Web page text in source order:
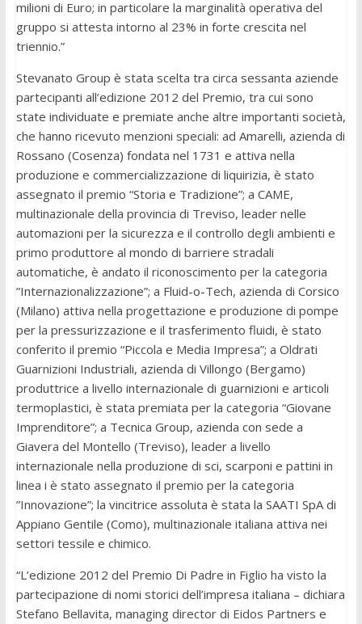
milioni di Euro; in particolare la marginalità operativa del
gruppo si attesta intorno al 23% in forte crescita nel
triennio.”
Stevanato Group è stata scelta tra circa sessanta aziende
partecipanti all’edizione 2012 del Premio, tra cui sono
state individuate e premiate anche altre importanti società,
che hanno ricevuto menzioni speciali: ad Amarelli, azienda di
Rossano (Cosenza) fondata nel 1731 e attiva nella
produzione e commercializzazione di liquirizia, è stato
assegnato il premio “Storia e Tradizione”; a CAME,
multinazionale della provincia di Treviso, leader nelle
automazioni per la sicurezza e il controllo degli ambienti e
primo produttore al mondo di barriere stradali
automatiche, è andato il riconoscimento per la categoria
”Internazionalizzazione”; a Fluid-o-Tech, azienda di Corsico
(Milano) attiva nella progettazione e produzione di pompe
per la pressurizzazione e il trasferimento fluidi, è stato
conferito il premio “Piccola e Media Impresa”; a Oldrati
Guarnizioni Industriali, azienda di Villongo (Bergamo)
produttrice a livello internazionale di guarnizioni e articoli
termoplastici, è stata premiata per la categoria “Giovane
Imprenditore”; a Tecnica Group, azienda con sede a
Giavera del Montello (Treviso), leader a livello
internazionale nella produzione di sci, scarponi e pattini in
linea i è stato assegnato il premio per la categoria
”Innovazione”; la vincitrice assoluta è stata la SAATI SpA di
Appiano Gentile (Como), multinazionale italiana attiva nei
settori tessile e chimico.
“L’edizione 2012 del Premio Di Padre in Figlio ha visto la
partecipazione di nomi storici dell’impresa italiana – dichiara
Stefano Bellavita, managing director di Eidos Partners e